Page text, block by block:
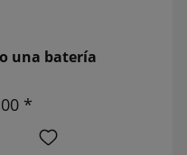
una batería
*